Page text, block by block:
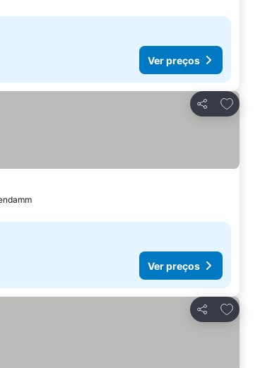
Ver preços
Partilhar
Adicionar
Ver preços
Partilhar
Adicionar